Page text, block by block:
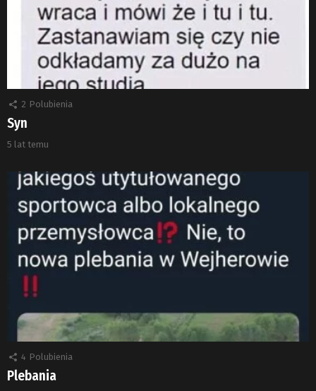
2 Polubienia
Syn
5 lat temu
4 Polubienia
Plebania